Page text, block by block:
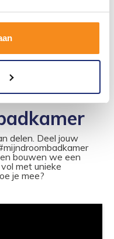
Meer info
delen. Deel jouw
bouwen we een
met unieke
je mee?